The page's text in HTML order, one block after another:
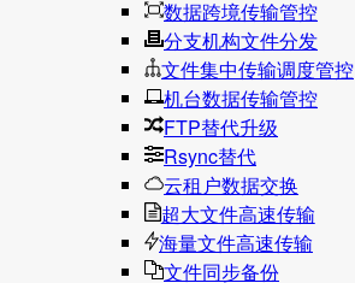
数据跨境传输管控
分支机构文件分发
文件集中传输调度管控
机台数据传输管控
FTP替代升级
Rsync替代
云租户数据交换
超大文件高速传输
海量文件高速传输
文件同步备份